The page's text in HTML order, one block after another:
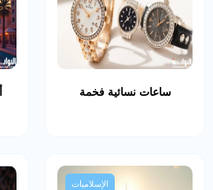
ساعات نسائية فخمة
الإسلاميات